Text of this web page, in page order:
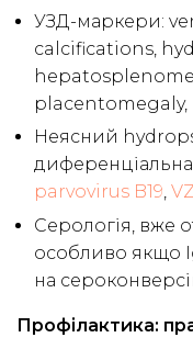
УЗД-маркери:
calcifications,
placentomegaly,
Неясний
диференціальна
parvovirus B19,
Серологія, вже
особливо якщо
на
Профілактика: